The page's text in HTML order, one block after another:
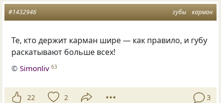
губы карман
#1432946
Те, кто держит карман шире — как правило, и губу
раскатывают больше всех!
©Simonliv 63
22 2 3